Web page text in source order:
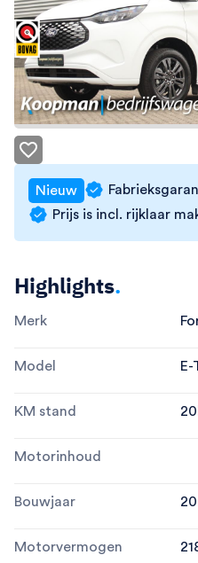
Nieuw
Prijs is incl. rijklaar
Highlights.
Merk
Model
KM stand 20
Motorinhoud
Bouwjaar
Motorvermogen